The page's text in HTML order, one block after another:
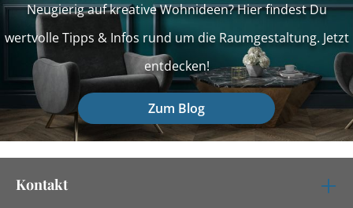
Neugierig auf kreative Wohnideen? Hier findest Du
wertvolle Tipps & Infos rund um die Raumgestaltung. Jetzt
entdecken!
Zum Blog
Kontakt